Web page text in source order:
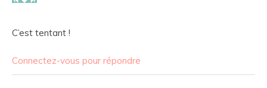
C’est tentant !
Connectez-vous pour répondre